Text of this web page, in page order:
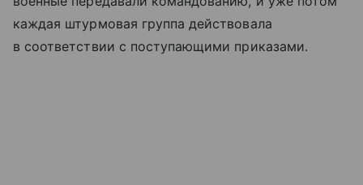
каждая штурмовая группа действовала
в соответствии с поступающими приказами.